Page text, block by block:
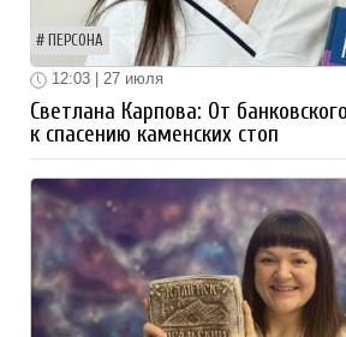
ПЕРСОНА
12:03 | 27 июля
Светлана Карпова: От
к спасению каменских стоп